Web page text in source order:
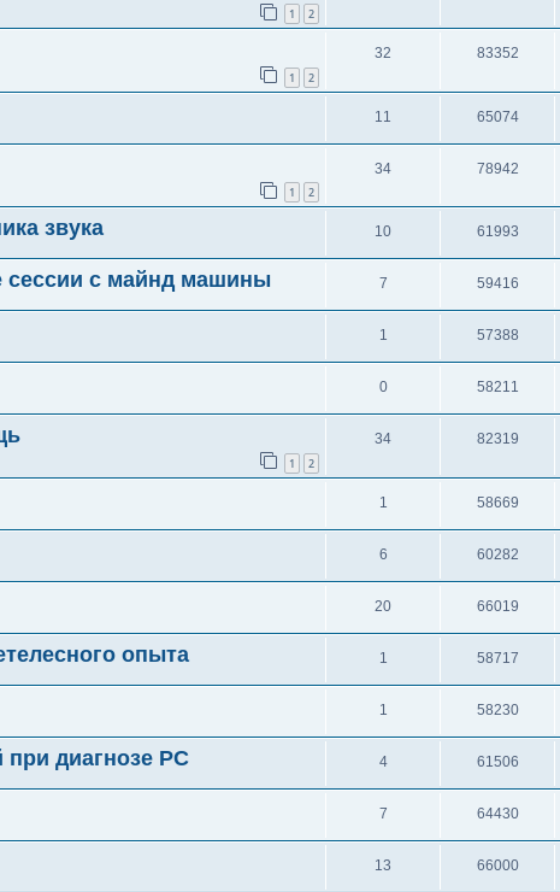
1 2
1 2
32 83352
11 65074
1 2
34 78942
звука 10 61993
сессии с майнд машины 7 59416
1 57388
0 58211
1 2
34 82319
1 58669
6 60282
20 66019
опыта 1 58717
1 58230
диагнозе РС 4 61506
7 64430
13 66000